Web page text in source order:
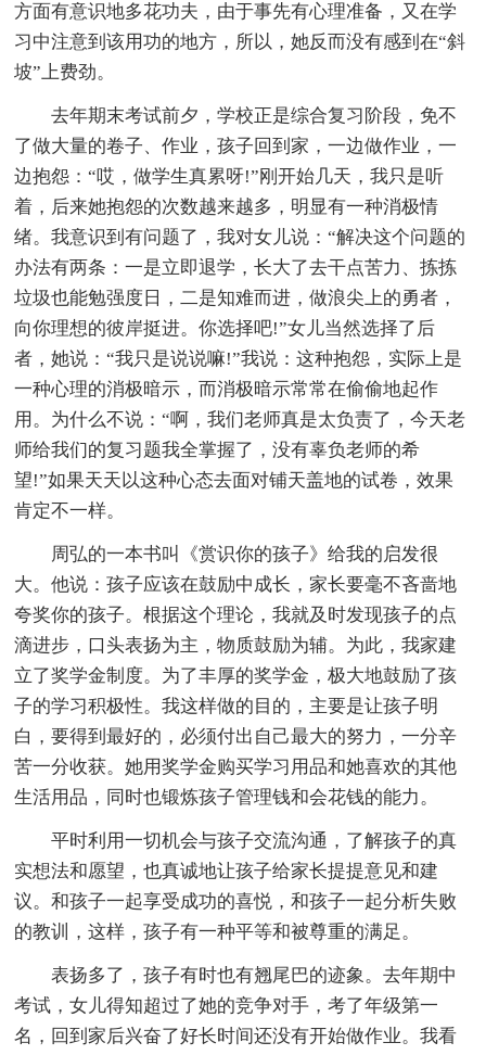
方面有意识地多花功夫，由于事先有心理准备，又在学
习中注意到该用功的地方，所以，她反而没有感到在“斜
坡”上费劲。
去年期末考试前夕，学校正是综合复习阶段，免不
了做大量的卷子、作业，孩子回到家，一边做作业，一
边抱怨：“哎，做学生真累呀!”刚开始几天，我只是听
着，后来她抱怨的次数越来越多，明显有一种消极情
绪。我意识到有问题了，我对女儿说：“解决这个问题的
办法有两条：一是立即退学，长大了去干点苦力、拣拣
垃圾也能勉强度日，二是知难而进，做浪尖上的勇者，
向你理想的彼岸挺进。你选择吧!”女儿当然选择了后
者，她说：“我只是说说嘛!”我说：这种抱怨，实际上是
一种心理的消极暗示，而消极暗示常常在偷偷地起作
用。为什么不说：“啊，我们老师真是太负责了，今天老
师给我们的复习题我全掌握了，没有辜负老师的希
望!”如果天天以这种心态去面对铺天盖地的试卷，效果
肯定不一样。
周弘的一本书叫《赏识你的孩子》给我的启发很
大。他说：孩子应该在鼓励中成长，家长要毫不吝啬地
夸奖你的孩子。根据这个理论，我就及时发现孩子的点
滴进步，口头表扬为主，物质鼓励为辅。为此，我家建
立了奖学金制度。为了丰厚的奖学金，极大地鼓励了孩
子的学习积极性。我这样做的目的，主要是让孩子明
白，要得到最好的，必须付出自己最大的努力，一分辛
苦一分收获。她用奖学金购买学习用品和她喜欢的其他
生活用品，同时也锻炼孩子管理钱和会花钱的能力。
平时利用一切机会与孩子交流沟通，了解孩子的真
实想法和愿望，也真诚地让孩子给家长提提意见和建
议。和孩子一起享受成功的喜悦，和孩子一起分析失败
的教训，这样，孩子有一种平等和被尊重的满足。
表扬多了，孩子有时也有翘尾巴的迹象。去年期中
考试，女儿得知超过了她的竞争对手，考了年级第一
名，回到家后兴奋了好长时间还没有开始做作业。我看